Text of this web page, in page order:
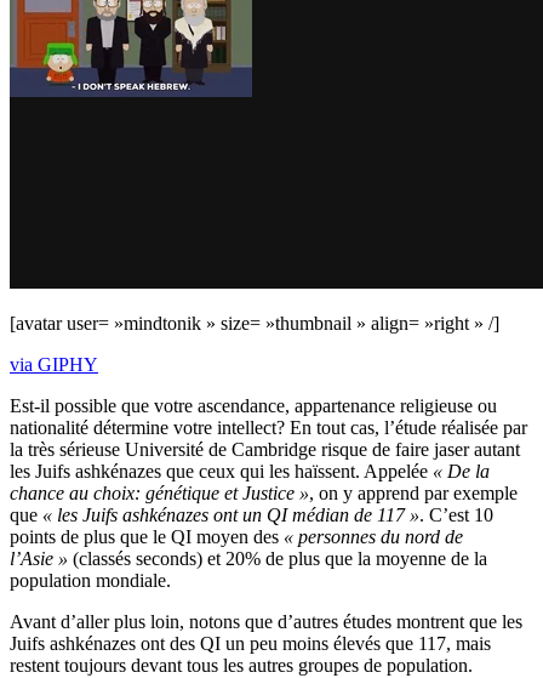
[avatar user= »mindtonik » size= »thumbnail » align= »right » /]
via GIPHY
Est-il possible que votre ascendance, appartenance religieuse ou
nationalité détermine votre intellect? En tout cas, l’étude réalisée par
la très sérieuse Université de Cambridge risque de faire jaser autant
les Juifs ashkénazes que ceux qui les haïssent. Appelée « De la
chance au choix: génétique et Justice », on y apprend par exemple
que « les Juifs ashkénazes ont un QI médian de 117 ». C’est 10
points de plus que le QI moyen des « personnes du nord de
l’Asie » (classés seconds) et 20% de plus que la moyenne de la
population mondiale.
Avant d’aller plus loin, notons que d’autres études montrent que les
Juifs ashkénazes ont des QI un peu moins élevés que 117, mais
restent toujours devant tous les autres groupes de population.